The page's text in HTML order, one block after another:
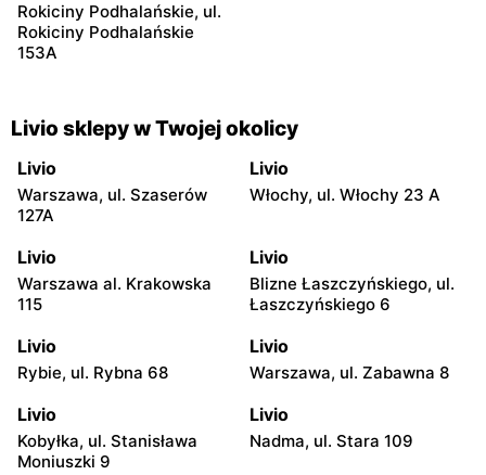
Rokiciny Podhalańskie, ul.
Rokiciny Podhalańskie
153A
Livio sklepy w Twojej okolicy
Livio
Warszawa, ul. Szaserów
127A
Livio
Włochy, ul. Włochy 23 A
Livio
Warszawa al. Krakowska
115
Livio
Blizne Łaszczyńskiego, ul.
Łaszczyńskiego 6
Livio
Rybie, ul. Rybna 68
Livio
Warszawa, ul. Zabawna 8
Livio
Kobyłka, ul. Stanisława
Moniuszki 9
Livio
Nadma, ul. Stara 109